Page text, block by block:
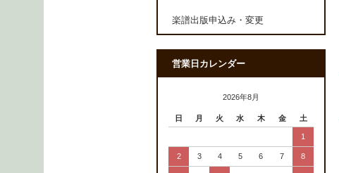
楽譜出版申込み・変更
営業日カレンダー
2026年8月
日 月 火 水 木 金 土
1
2 3 4 5 6 7 8